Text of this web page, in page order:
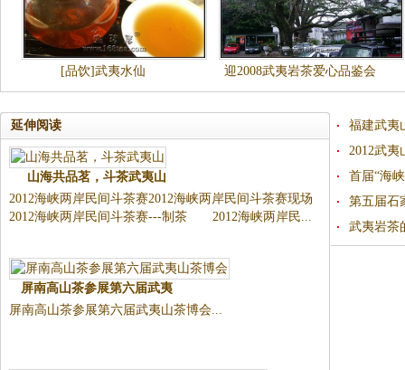
[品饮]武夷水仙
迎2008武夷岩茶爱心品鉴会
随拍
延伸阅读
山海共品茗，斗茶武夷山
2012海峡两岸民间斗茶赛2012海峡两岸民间斗茶赛现场
2012海峡两岸民间斗茶赛---制茶 2012海峡两岸民...
屏南高山茶参展第六届武夷
屏南高山茶参展第六届武夷山茶博会...
福建武夷
2012武夷
首届“海
第五届石
武夷岩茶